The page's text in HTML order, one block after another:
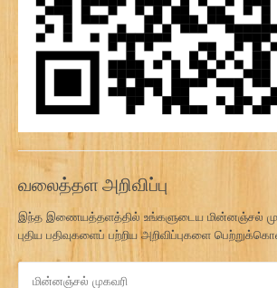
வலைத்தள அறிவிப்பு
இந்த இணையத்தளத்தில் உங்களுடைய மின்னஞ்சல்
புதிய பதிவுகளைப் பற்றிய அறிவிப்புகளை
மி